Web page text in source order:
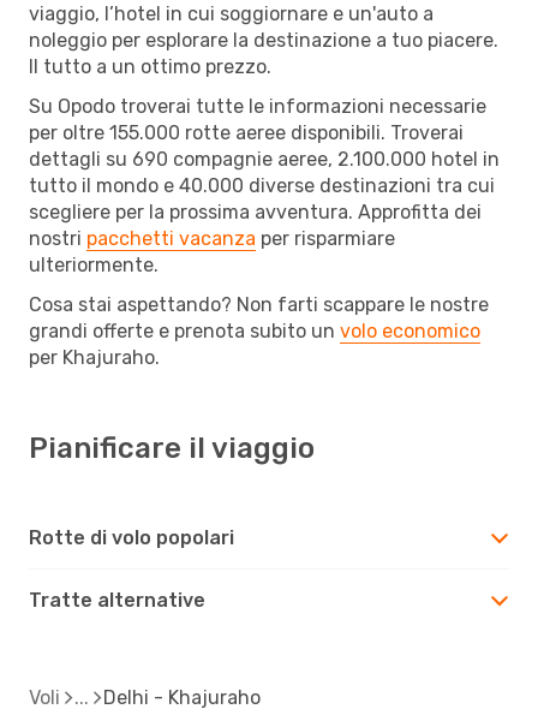
viaggio, l’hotel in cui soggiornare e un'auto a
noleggio per esplorare la destinazione a tuo piacere.
Il tutto a un ottimo prezzo.
Su Opodo troverai tutte le informazioni necessarie
per oltre 155.000 rotte aeree disponibili. Troverai
dettagli su 690 compagnie aeree, 2.100.000 hotel in
tutto il mondo e 40.000 diverse destinazioni tra cui
scegliere per la prossima avventura. Approfitta dei
nostri pacchetti vacanza per risparmiare
ulteriormente.
Cosa stai aspettando? Non farti scappare le nostre
grandi offerte e prenota subito un volo economico
per Khajuraho.
Pianificare il viaggio
Rotte di volo popolari
Tratte alternative
Voli Delhi - Khajuraho